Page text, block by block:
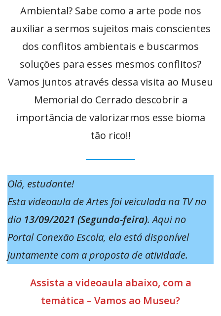
Ambiental? Sabe como a arte pode nos
auxiliar a sermos sujeitos mais conscientes
dos conflitos ambientais e buscarmos
soluções para esses mesmos conflitos?
Vamos juntos através dessa visita ao Museu
Memorial do Cerrado descobrir a
importância de valorizarmos esse bioma
tão rico!!
Olá, estudante!
Esta videoaula de Artes foi veiculada na TV no
dia 13/09/2021 (Segunda-feira). Aqui no
Portal Conexão Escola, ela está disponível
juntamente com a proposta de atividade.
Assista a videoaula abaixo, com a
temática – Vamos ao Museu?